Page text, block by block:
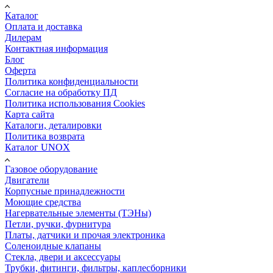
Каталог
Оплата и доставка
Дилерам
Контактная информация
Блог
Оферта
Политика конфиденциальности
Согласие на обработку ПД
Политика использования Cookies
Карта сайта
Каталоги, деталировки
Политика возврата
Каталог UNOX
Газовое оборудование
Двигатели
Корпусные принадлежности
Моющие средства
Нагервательные элементы (ТЭНы)
Петли, ручки, фурнитура
Платы, датчики и прочая электроника
Соленоидные клапаны
Стекла, двери и аксессуары
Трубки, фитинги, фильтры, каплесборники